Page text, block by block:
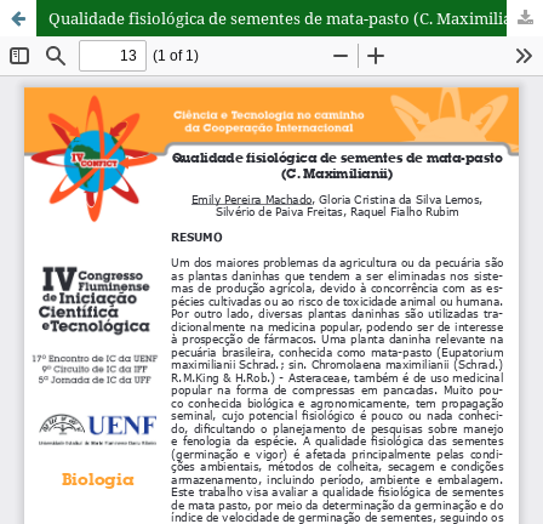
Qualidade fisiológica de sementes de mata-pasto (C. Maximilianii)